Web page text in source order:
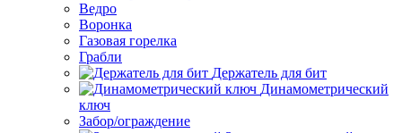
Ведро
Воронка
Газовая горелка
Грабли
Держатель для бит
Динамометрический
ключ
Забор/ограждение